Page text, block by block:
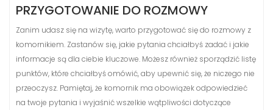
PRZYGOTOWANIE DO ROZMOWY
Zanim udasz się na wizytę, warto przygotować się do rozmowy z
komornikiem. Zastanów się, jakie pytania chciałbyś zadać i jakie
informacje są dla ciebie kluczowe. Możesz również sporządzić listę
punktów, które chciałbyś omówić, aby upewnić się, że niczego nie
przeoczysz. Pamiętaj, że komornik ma obowiązek odpowiedzieć
na twoje pytania i wyjaśnić wszelkie wątpliwości dotyczące